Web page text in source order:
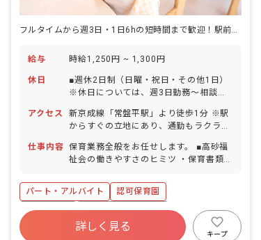
フルタイムから週3日・1日6hの短時間まで歓迎！駅前の通いやすさも魅力
給与 時給1,250円 ~ 1,300円
休日
■週休2日制（日曜・祝日・その他1日）
※休日については、週3日勤務～相談可
10日付与） ■産前・産後休暇 ※加入保
険による ■育児休暇 ※加入保険による
アクセス
新京成線「常盤平駅」より徒歩1分 ※駅
からすぐの立地にあり、通勤もラクラ
もドラッグストアや100円ショップなど
が揃っています。
仕事内容 保育業務全般をお任せします。 ■高砂福
祉会の働きやすさのヒミツ ・保育書類の
減！ ・短時間でのシフト調整やお休みの
希望にも柔軟に対応！ ・復職サポートも
充実！ 主任やリーダーのあったかいサポ
ートでゆったりスタートしながら昇給も
目指せます。 子育てと両立中の職員が多
パート・アルバイト
認可保育園
残業少なめ
ボーナス・賞与あり
社会保険完備
有給
福利厚生充実
詳しく見る
キープ